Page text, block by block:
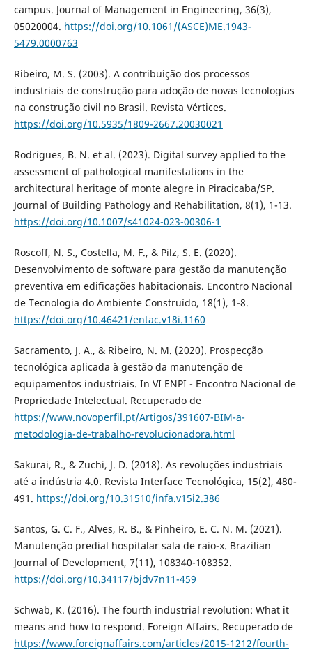
campus. Journal of Management in Engineering, 36(3),
05020004. https://doi.org/10.1061/(ASCE)ME.1943-
5479.0000763
Ribeiro, M. S. (2003). A contribuição dos processos
industriais de construção para adoção de novas tecnologias
na construção civil no Brasil. Revista Vértices.
https://doi.org/10.5935/1809-2667.20030021
Rodrigues, B. N. et al. (2023). Digital survey applied to the
assessment of pathological manifestations in the
architectural heritage of monte alegre in Piracicaba/SP.
Journal of Building Pathology and Rehabilitation, 8(1), 1-13.
https://doi.org/10.1007/s41024-023-00306-1
Roscoff, N. S., Costella, M. F., & Pilz, S. E. (2020).
Desenvolvimento de software para gestão da manutenção
preventiva em edificações habitacionais. Encontro Nacional
de Tecnologia do Ambiente Construído, 18(1), 1-8.
https://doi.org/10.46421/entac.v18i.1160
Sacramento, J. A., & Ribeiro, N. M. (2020). Prospecção
tecnológica aplicada à gestão da manutenção de
equipamentos industriais. In VI ENPI - Encontro Nacional de
Propriedade Intelectual. Recuperado de
https://www.novoperfil.pt/Artigos/391607-BIM-a-
metodologia-de-trabalho-revolucionadora.html
Sakurai, R., & Zuchi, J. D. (2018). As revoluções industriais
até a indústria 4.0. Revista Interface Tecnológica, 15(2), 480-
491. https://doi.org/10.31510/infa.v15i2.386
Santos, G. C. F., Alves, R. B., & Pinheiro, E. C. N. M. (2021).
Manutenção predial hospitalar sala de raio-x. Brazilian
Journal of Development, 7(11), 108340-108352.
https://doi.org/10.34117/bjdv7n11-459
Schwab, K. (2016). The fourth industrial revolution: What it
means and how to respond. Foreign Affairs. Recuperado de
https://www.foreignaffairs.com/articles/2015-1212/fourth-